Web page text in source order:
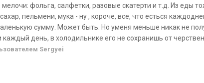
фольга, салфетки, разовые скатерти и т.д. Из еды
пельмени, мука - ну , короче, все, что есться
сумму. Может быть. Но уменя меньше никак не
каждый день, в холодильнике его не сохранишь от
Sergyei